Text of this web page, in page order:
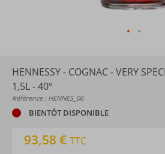
HENNESSY - COGNAC - VERY
1,5L - 40°
Référence : HENNES_06
BIENTÔT DISPONIBLE
93,58 € TTC